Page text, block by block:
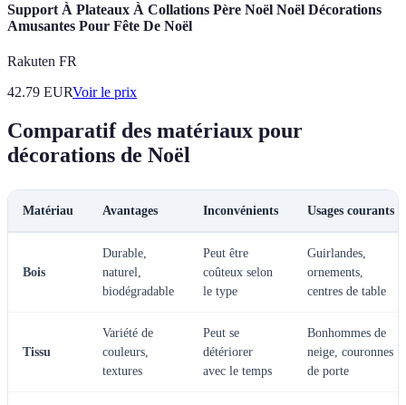
Support À Plateaux À Collations Père Noël Noël Décorations
Amusantes Pour Fête De Noël
Rakuten FR
42.79 EURVoir le prix
Comparatif des matériaux pour
décorations de Noël
Matériau Avantages Inconvénients Usages courants
Bois
Durable,
naturel,
biodégradable
Peut être
coûteux selon
le type
Guirlandes,
ornements,
centres de table
Tissu
Variété de
couleurs,
textures
Peut se
détériorer
avec le temps
Bonhommes de
neige, couronnes
de porte